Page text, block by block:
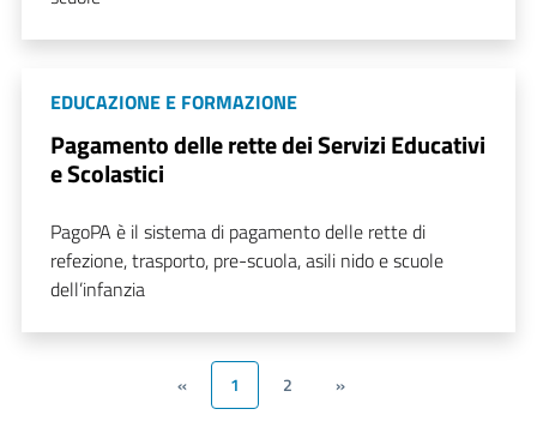
EDUCAZIONE E FORMAZIONE
Pagamento delle rette dei Servizi Educativi
e Scolastici
PagoPA è il sistema di pagamento delle rette di
refezione, trasporto, pre-scuola, asili nido e scuole
dell’infanzia
« 1 2 »